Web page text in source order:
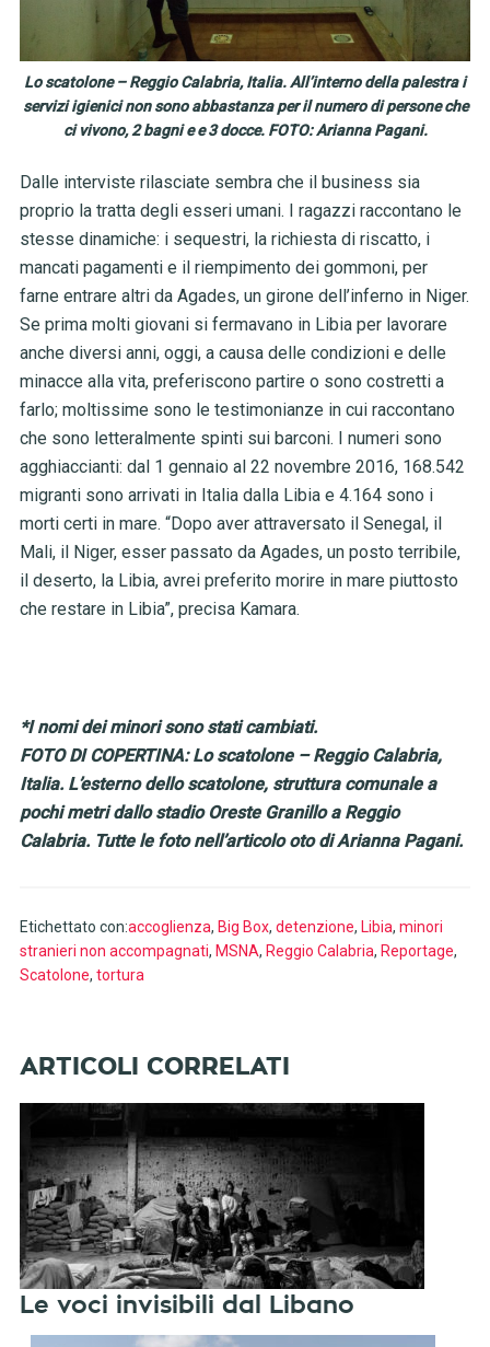
Lo scatolone – Reggio Calabria, Italia. All’interno della palestra i
servizi igienici non sono abbastanza per il numero di persone che
ci vivono, 2 bagni e e 3 docce. FOTO: Arianna Pagani.
Dalle interviste rilasciate sembra che il business sia
proprio la tratta degli esseri umani. I ragazzi raccontano le
stesse dinamiche: i sequestri, la richiesta di riscatto, i
mancati pagamenti e il riempimento dei gommoni, per
farne entrare altri da Agades, un girone dell’inferno in Niger.
Se prima molti giovani si fermavano in Libia per lavorare
anche diversi anni, oggi, a causa delle condizioni e delle
minacce alla vita, preferiscono partire o sono costretti a
farlo; moltissime sono le testimonianze in cui raccontano
che sono letteralmente spinti sui barconi. I numeri sono
agghiaccianti: dal 1 gennaio al 22 novembre 2016, 168.542
migranti sono arrivati in Italia dalla Libia e 4.164 sono i
morti certi in mare. “Dopo aver attraversato il Senegal, il
Mali, il Niger, esser passato da Agades, un posto terribile,
il deserto, la Libia, avrei preferito morire in mare piuttosto
che restare in Libia”, precisa Kamara.
*I nomi dei minori sono stati cambiati.
FOTO DI COPERTINA: Lo scatolone – Reggio Calabria,
Italia. L’esterno dello scatolone, struttura comunale a
pochi metri dallo stadio Oreste Granillo a Reggio
Calabria. Tutte le foto nell’articolo oto di Arianna Pagani.
Etichettato con:accoglienza, Big Box, detenzione, Libia, minori
stranieri non accompagnati, MSNA, Reggio Calabria, Reportage,
Scatolone, tortura
Le voci invisibili dal Libano